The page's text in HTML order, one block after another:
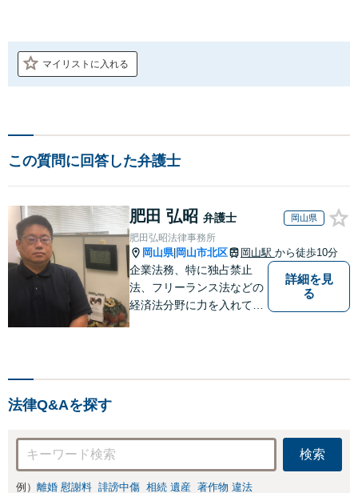
マイリストに入れる
この質問に回答した弁護士
肥田 弘昭 弁護士 岡山県
肥田弘昭法律事務所
岡山県| 岡山市北区 岡山駅 から徒歩10分
企業法務、特に独占禁止
法、フリーランス法などの
経済法分野に力を入れてい
詳細を見
る
法律Q&Aを探す
検索
例） 離婚 慰謝料 誹謗中傷 相続 遺産 著作物 違法